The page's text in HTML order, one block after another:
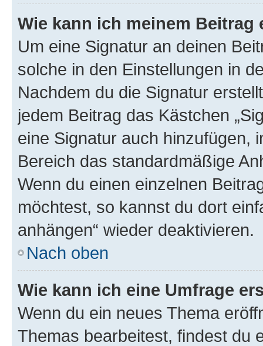
Wie kann ich meinem
Um eine Signatur an deinen
solche in den Einstellungen in
Nachdem du die Signatur
jedem Beitrag das Kästchen
eine Signatur auch hinzufügen,
Bereich das standardmäßige
Wenn du einen einzelnen
möchtest, so kannst du dort
anhängen“ wieder deaktivieren.
Nach oben
Wie kann ich eine Umfrage
Wenn du ein neues Thema
Themas bearbeitest, findest du